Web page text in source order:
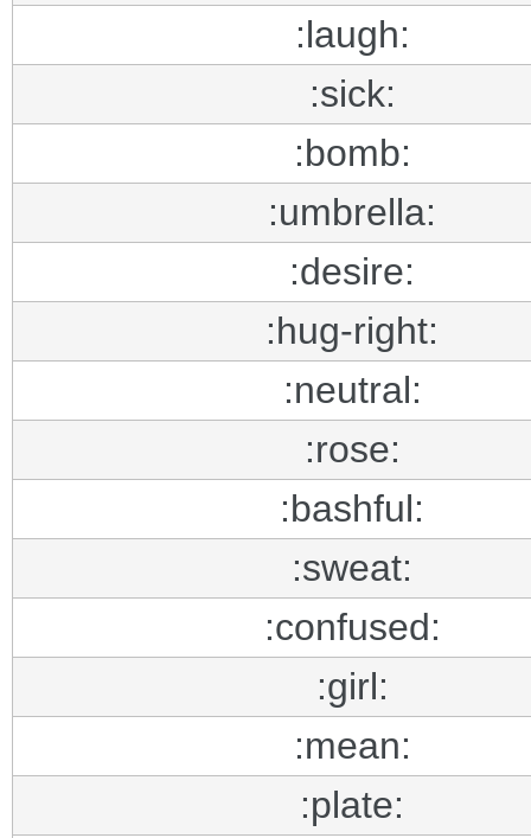
:laugh:
:sick:
:bomb:
:umbrella:
:desire:
:hug-right:
:neutral:
:rose:
:bashful:
:sweat:
:confused:
:girl:
:mean:
:plate: